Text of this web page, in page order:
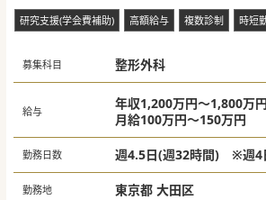
可能な先生は年収加算のご相談も可能で
■1時間あたり約7～9名の患者様の診察
ポートする体制が整っているため、診療
研究支援(学会費補助) 高額給与 複数診制 時短
募集科目 整形外科
給与
年収1,200万円～1,800万円
月給100万円～150万円
勤務日数 週4.5日(週32時間) ※週4
勤務地 東京都 大田区